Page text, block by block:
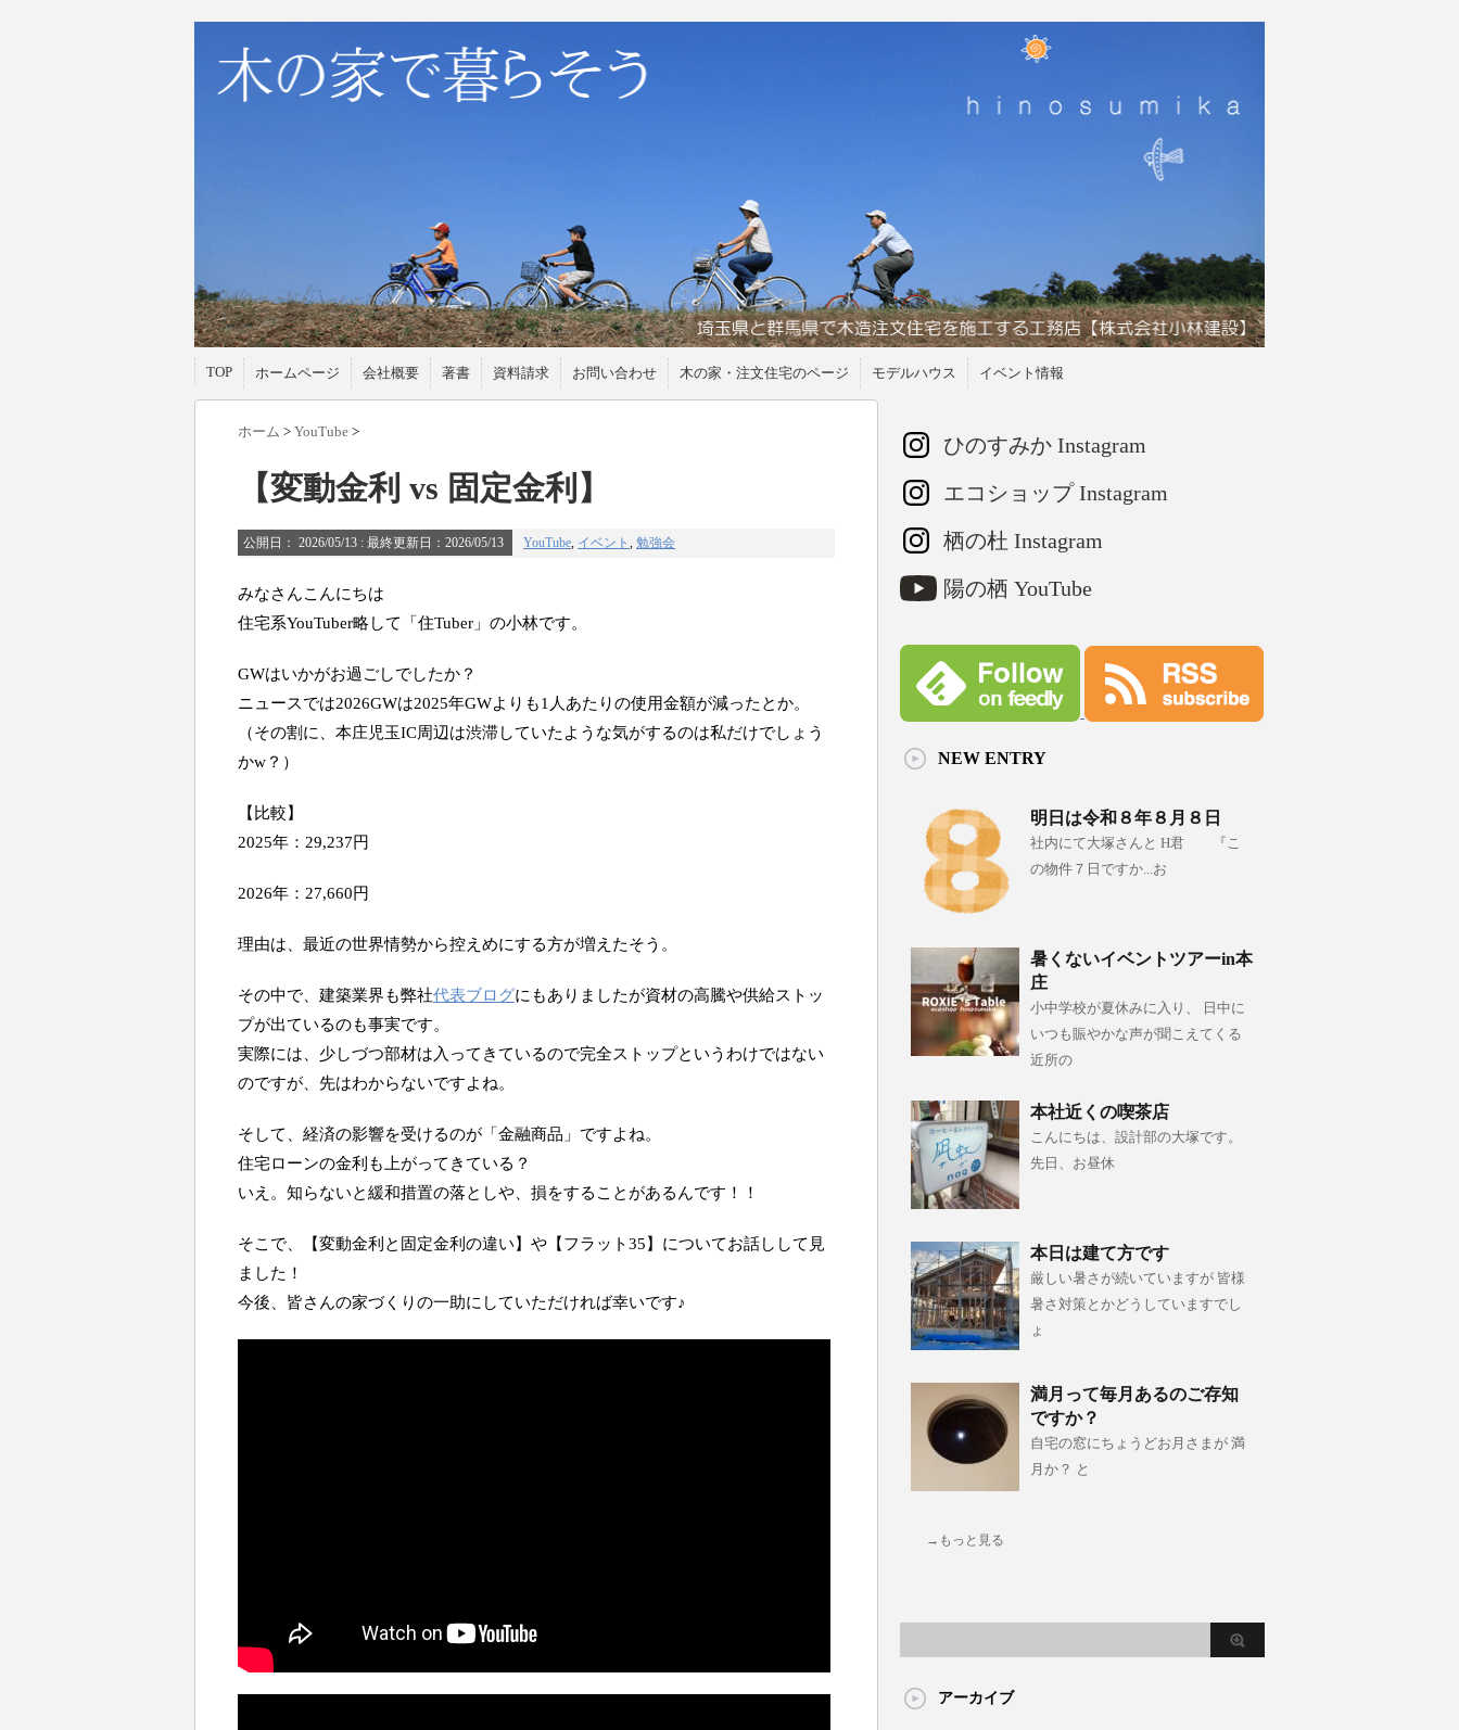
TOP ホームページ 会社概要 著書 資料請求 お問い合わせ 木の家・注文住宅のページ モデルハウス イベント情報
ホーム > YouTube >
【変動金利 vs 固定金利】
公開日： 2026/05/13 : 最終更新日：2026/05/13 YouTube, イベント , 勉強会
みなさんこんにちは
住宅系YouTuber略して「住Tuber」の小林です。
GWはいかがお過ごしでしたか？
ニュースでは2026GWは2025年GWよりも1人あたりの使用金額が減ったとか。
（その割に、本庄児玉IC周辺は渋滞していたような気がするのは私だけでしょう
かw？）
【比較】
2025年：29,237円
2026年：27,660円
理由は、最近の世界情勢から控えめにする方が増えたそう。
その中で、建築業界も弊社代表ブログにもありましたが資材の高騰や供給ストッ
プが出ているのも事実です。
実際には、少しづつ部材は入ってきているので完全ストップというわけではない
のですが、先はわからないですよね。
そして、経済の影響を受けるのが「金融商品」ですよね。
住宅ローンの金利も上がってきている？
いえ。知らないと緩和措置の落としや、損をすることがあるんです！！
そこで、【変動金利と固定金利の違い】や【フラット35】についてお話しして見
ました！
今後、皆さんの家づくりの一助にしていただければ幸いです♪
ひのすみか Instagram
エコショップ Instagram
栖の杜 Instagram
陽の栖 YouTube
NEW ENTRY
明日は令和８年８月８日
社内にて大塚さんと H君 『こ
の物件７日ですか...お
暑くないイベントツアーin本
庄
小中学校が夏休みに入り、 日中に
いつも賑やかな声が聞こえてくる
近所の
本社近くの喫茶店
こんにちは、設計部の大塚です。
先日、お昼休
本日は建て方です
厳しい暑さが続いていますが 皆様
暑さ対策とかどうしていますでし
ょ
満月って毎月あるのご存知
ですか？
自宅の窓にちょうどお月さまが 満
月か？ と
→もっと見る
アーカイブ